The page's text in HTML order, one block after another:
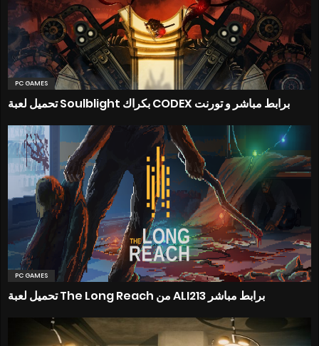
PC GAMES
تحميل لعبة Soulblight بكراك CODEX برابط مباشر و تورنت
PC GAMES
تحميل لعبة The Long Reach من ALI213 برابط مباشر